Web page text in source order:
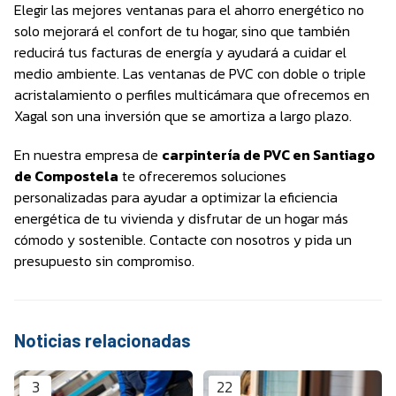
Elegir las mejores ventanas para el ahorro energético no
solo mejorará el confort de tu hogar, sino que también
reducirá tus facturas de energía y ayudará a cuidar el
medio ambiente. Las ventanas de PVC con doble o triple
acristalamiento o perfiles multicámara que ofrecemos en
Xagal son una inversión que se amortiza a largo plazo.
En nuestra empresa de carpintería de PVC en Santiago
de Compostela te ofreceremos soluciones
personalizadas para ayudar a optimizar la eficiencia
energética de tu vivienda y disfrutar de un hogar más
cómodo y sostenible. Contacte con nosotros y pida un
presupuesto sin compromiso.
Noticias relacionadas
3 22